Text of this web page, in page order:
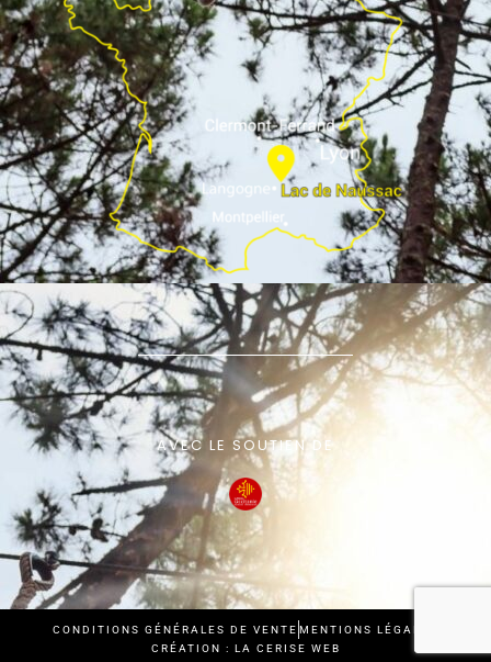
AVEC LE SOUTIEN DE
CONDITIONS GÉNÉRALES DE VENTE MENTIONS LÉGALES
CRÉATION : LA CERISE WEB